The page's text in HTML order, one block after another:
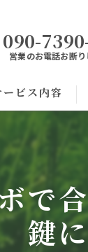
090-
営業のお電話お断
ービス内容
で
鍵